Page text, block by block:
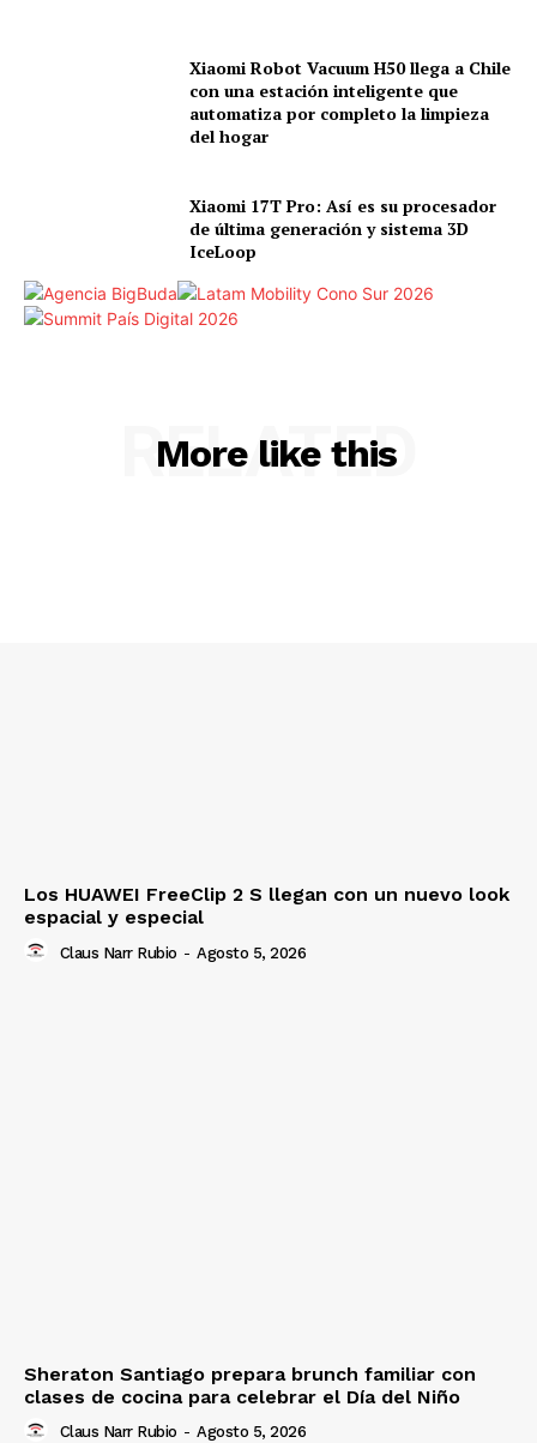
Xiaomi Robot Vacuum H50 llega a Chile
con una estación inteligente que
automatiza por completo la limpieza
del hogar
Xiaomi 17T Pro: Así es su procesador
de última generación y sistema 3D
IceLoop
More like this
RELATED
Los HUAWEI FreeClip 2 S llegan con un nuevo look
espacial y especial
Claus Narr Rubio - Agosto 5, 2026
Sheraton Santiago prepara brunch familiar con
clases de cocina para celebrar el Día del Niño
Claus Narr Rubio - Agosto 5, 2026